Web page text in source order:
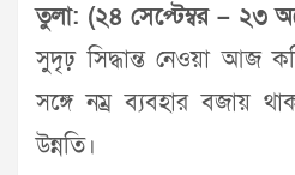
তুলা: (২৪ সেপ্টেম্বর – ২৩
সুদৃঢ় সিদ্ধান্ত নেওয়া আজ
সঙ্গে নম্র ব্যবহার বজায়
উন্নতি।